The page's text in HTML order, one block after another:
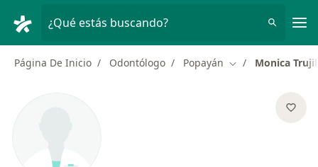
¿Qué estás buscando?
Página De Inicio Odontólogo Popayán Cambiar de ciudad
Monica